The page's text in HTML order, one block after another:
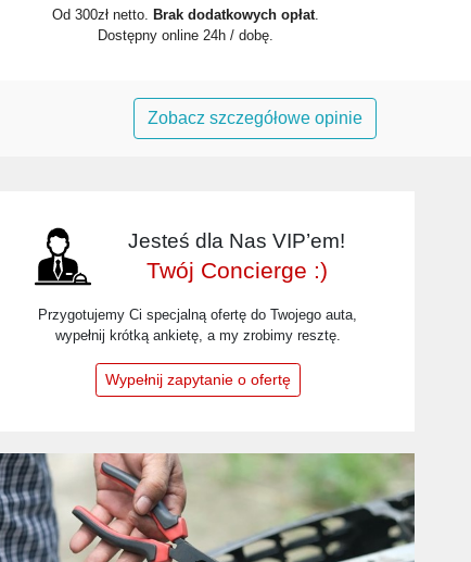
Od 300zł netto. Brak dodatkowych opłat.
Dostępny online 24h / dobę.
Zobacz szczegółowe opinie
Jesteś dla Nas VIP’em!
Twój Concierge :)
Przygotujemy Ci specjalną ofertę do Twojego auta,
wypełnij krótką ankietę, a my zrobimy resztę.
Wypełnij zapytanie o ofertę